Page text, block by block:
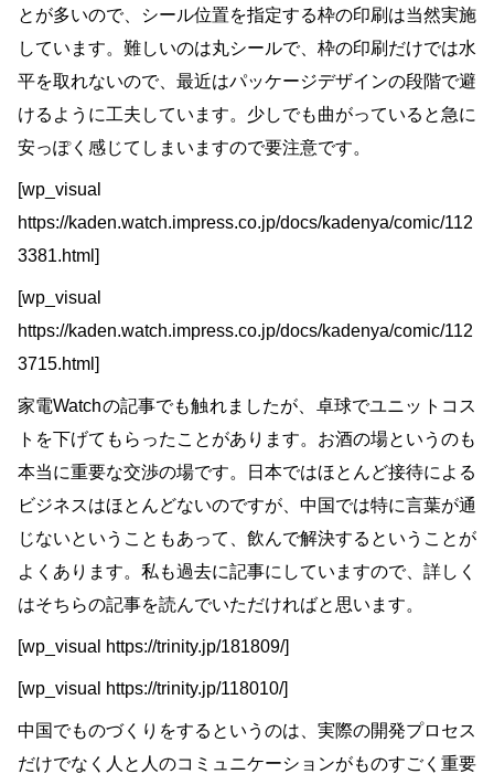
とが多いので、シール位置を指定する枠の印刷は当然実施
しています。難しいのは丸シールで、枠の印刷だけでは水
平を取れないので、最近はパッケージデザインの段階で避
けるように工夫しています。少しでも曲がっていると急に
安っぽく感じてしまいますので要注意です。
[wp_visual
https://kaden.watch.impress.co.jp/docs/kadenya/comic/112
3381.html]
[wp_visual
https://kaden.watch.impress.co.jp/docs/kadenya/comic/112
3715.html]
家電Watchの記事でも触れましたが、卓球でユニットコス
トを下げてもらったことがあります。お酒の場というのも
本当に重要な交渉の場です。日本ではほとんど接待による
ビジネスはほとんどないのですが、中国では特に言葉が通
じないということもあって、飲んで解決するということが
よくあります。私も過去に記事にしていますので、詳しく
はそちらの記事を読んでいただければと思います。
[wp_visual https://trinity.jp/181809/]
[wp_visual https://trinity.jp/118010/]
中国でものづくりをするというのは、実際の開発プロセス
だけでなく人と人のコミュニケーションがものすごく重要